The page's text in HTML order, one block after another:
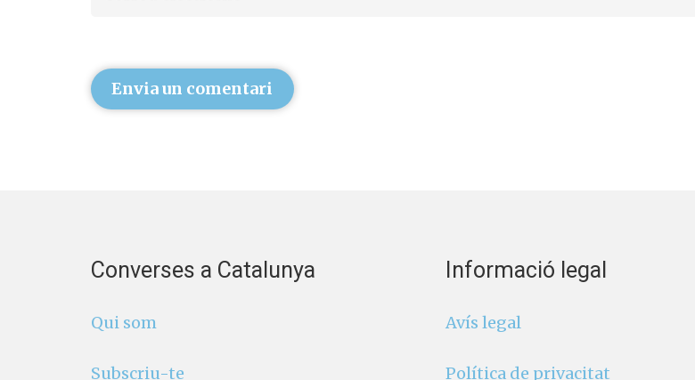
Envia un comentari
Converses a Catalunya
Qui som
Subscriu-te
Informació legal
Avís legal
Política de privacitat